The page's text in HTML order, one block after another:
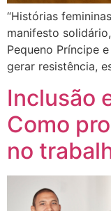
“Histórias
manifesto
Pequeno Príncipe
gerar resistência,
Inclusão
Como
no